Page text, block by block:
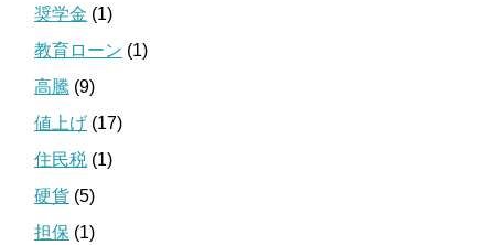
奨学金 (1)
教育ローン (1)
高騰 (9)
値上げ (17)
住民税 (1)
硬貨 (5)
担保 (1)